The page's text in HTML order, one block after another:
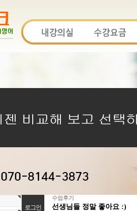
수업후기
선생님들 정말 좋아요 :)